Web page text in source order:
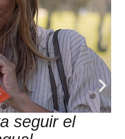
seguir el